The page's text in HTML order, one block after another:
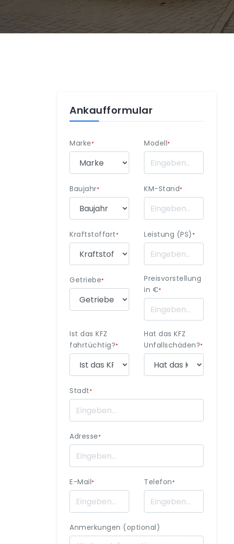
Ankaufformular
Marke* Modell*
Baujahr* KM-Stand*
Kraftstoffart* Leistung (PS) *
Getriebe*
Preisvorstellung
in €*
Ist das KFZ
fahrtüchtig?*
Hat das KFZ
Unfallschäden?*
Stadt*
Adresse*
E-Mail* Telefon*
Anmerkungen (optional)